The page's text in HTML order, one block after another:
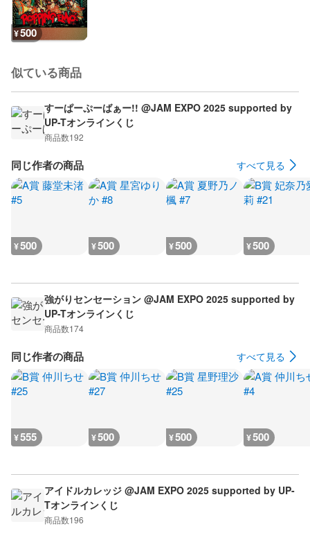
¥500
似ている商品
すーぱーぷーばぁー!! @JAM EXPO 2025 supported by
UP-Tオンラインくじ
商品数192
同じ作者の商品 すべて見る
¥500 ¥500 ¥500 ¥500
強がりセンセーション @JAM EXPO 2025 supported by
UP-Tオンラインくじ
商品数174
同じ作者の商品 すべて見る
¥555 ¥500 ¥500 ¥500
アイドルカレッジ @JAM EXPO 2025 supported by UP-
Tオンラインくじ
商品数196